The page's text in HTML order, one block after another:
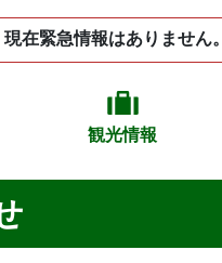
現在緊急情報はありません。
観光情報